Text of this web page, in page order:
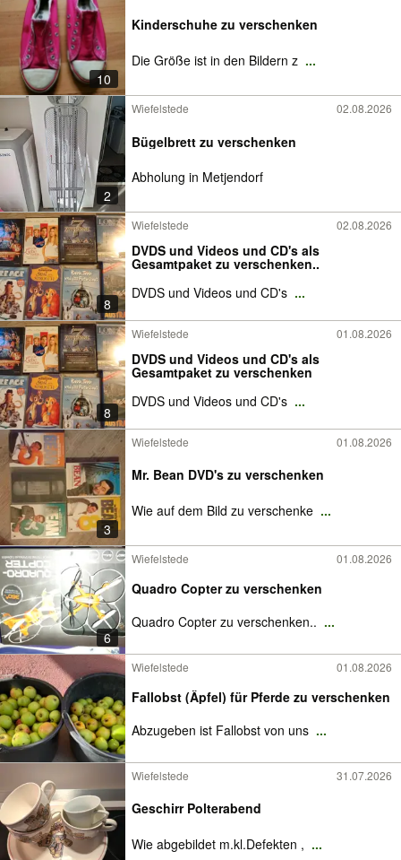
10
Kinderschuhe zu verschenken
Die Größe ist in den Bildern z ...
2
Wiefelstede 02.08.2026
Bügelbrett zu verschenken
Abholung in Metjendorf
8
Wiefelstede 02.08.2026
DVDS und Videos und CD's als
Gesamtpaket zu verschenken..
DVDS und Videos und CD's ...
8
Wiefelstede 01.08.2026
DVDS und Videos und CD's als
Gesamtpaket zu verschenken
DVDS und Videos und CD's ...
3
Wiefelstede 01.08.2026
Mr. Bean DVD's zu verschenken
Wie auf dem Bild zu verschenke ...
6
Wiefelstede 01.08.2026
Quadro Copter zu verschenken
Quadro Copter zu verschenken.. ...
Wiefelstede 01.08.2026
Fallobst (Äpfel) für Pferde zu verschenken
Abzugeben ist Fallobst von uns ...
Wiefelstede 31.07.2026
Geschirr Polterabend
Wie abgebildet m.kl.Defekten , ...